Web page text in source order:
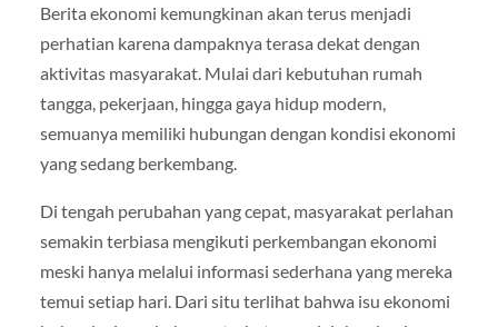
Berita ekonomi kemungkinan akan terus menjadi
perhatian karena dampaknya terasa dekat dengan
aktivitas masyarakat. Mulai dari kebutuhan rumah
tangga, pekerjaan, hingga gaya hidup modern,
semuanya memiliki hubungan dengan kondisi ekonomi
yang sedang berkembang.
Di tengah perubahan yang cepat, masyarakat perlahan
semakin terbiasa mengikuti perkembangan ekonomi
meski hanya melalui informasi sederhana yang mereka
temui setiap hari. Dari situ terlihat bahwa isu ekonomi